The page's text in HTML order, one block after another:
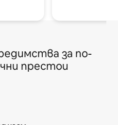
за по-
престои